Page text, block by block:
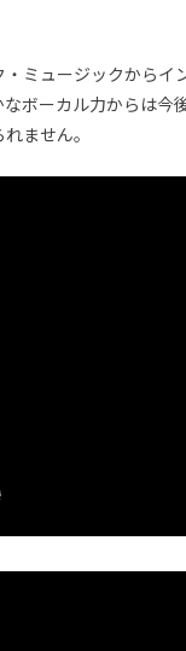
ミュージックからイ
ボーカル力からは今
ません。